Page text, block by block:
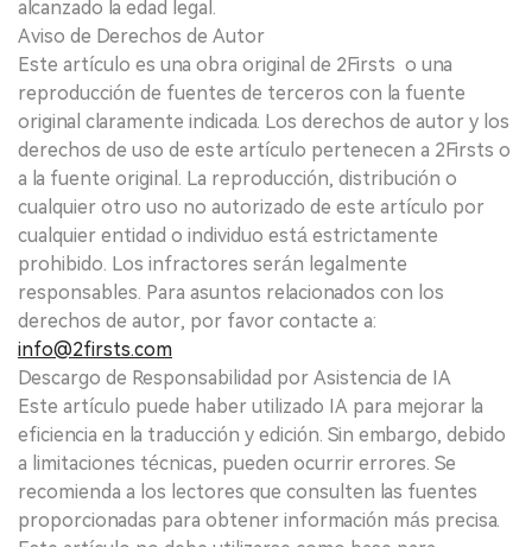
alcanzado la edad legal.
Aviso de Derechos de Autor
Este artículo es una obra original de 2Firsts o una
reproducción de fuentes de terceros con la fuente
original claramente indicada. Los derechos de autor y los
derechos de uso de este artículo pertenecen a 2Firsts o
a la fuente original. La reproducción, distribución o
cualquier otro uso no autorizado de este artículo por
cualquier entidad o individuo está estrictamente
prohibido. Los infractores serán legalmente
responsables. Para asuntos relacionados con los
derechos de autor, por favor contacte a:
info@2firsts.com
Descargo de Responsabilidad por Asistencia de IA
Este artículo puede haber utilizado IA para mejorar la
eficiencia en la traducción y edición. Sin embargo, debido
a limitaciones técnicas, pueden ocurrir errores. Se
recomienda a los lectores que consulten las fuentes
proporcionadas para obtener información más precisa.